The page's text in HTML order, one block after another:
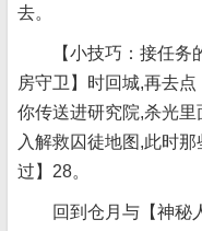
去。
【小技巧：接任
房守卫】时回城,再去
你传送进研究院,杀光
入解救囚徒地图,此时
过】28。
回到仓月与【神秘